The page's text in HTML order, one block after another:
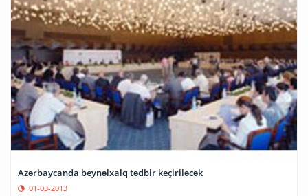
Azərbaycanda beynəlxalq tədbir keçiriləcək
01-03-2013